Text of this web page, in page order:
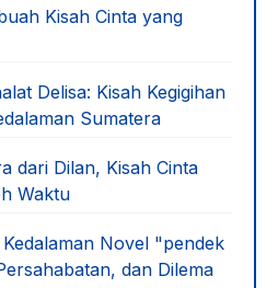
Kisah Cinta yang
Delisa: Kisah Kegigihan
Sumatera
dari Dilan, Kisah Cinta
Waktu
Novel "pendek
dan Dilema